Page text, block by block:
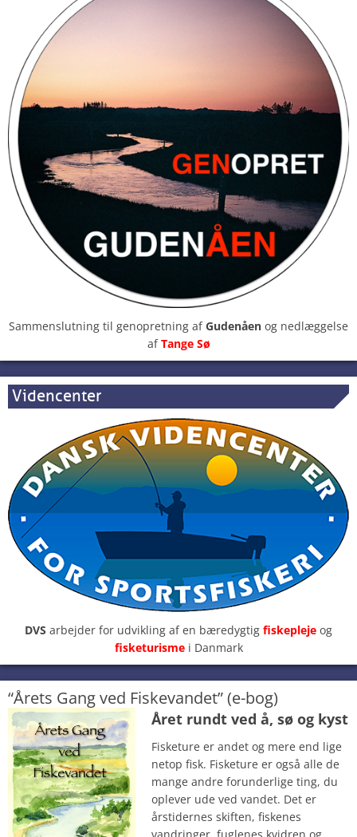
Sammenslutning til genopretning afGudenåen og nedlæggelse
afTange Sø
Videncenter
DVS arbejder for udvikling af en bæredygtig fiskepleje og
fisketurisme i Danmark
“Årets Gang ved Fiskevandet” (e-bog)
Året rundt ved å, sø og kyst
Fisketure er andet og mere end lige
netop fisk. Fisketure er også alle de
mange andre forunderlige ting, du
oplever ude ved vandet. Det er
årstidernes skiften, fiskenes